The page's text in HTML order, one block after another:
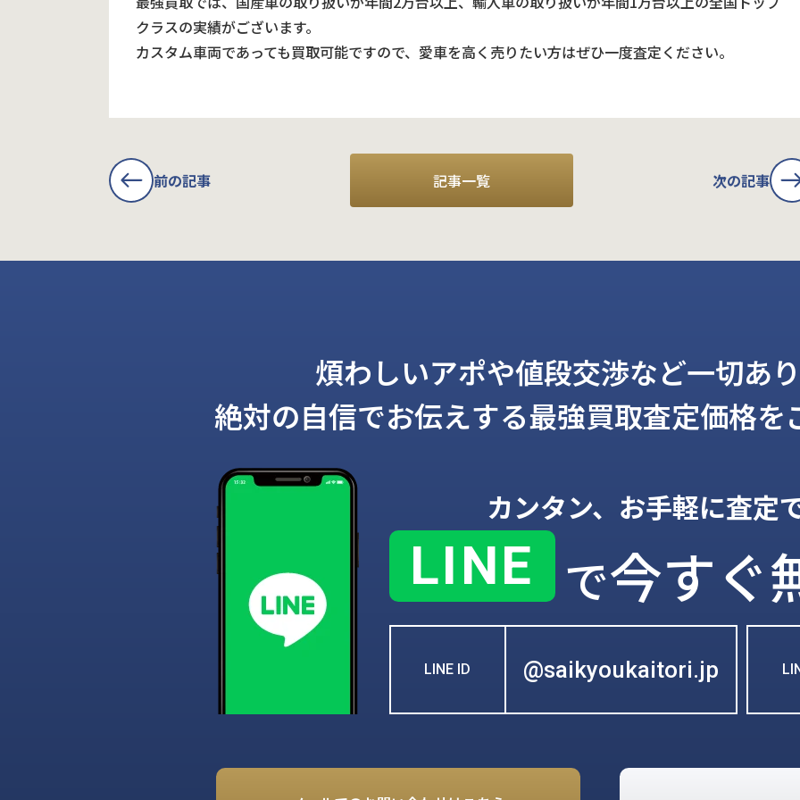
クラスの実績がございます。
カスタム車両であっても買取可能ですので、愛車を高く売りたい方はぜひ一度査定ください。
前の記事 記事一覧 次の記事
煩わしいアポや値段交渉など一切あ
絶対の自信でお伝えする最強買取査定価格を
カンタン、お手軽に査定
LINE で今すぐ
LINE ID @saikyoukaitori.jp